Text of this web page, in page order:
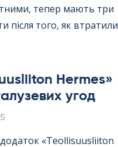
тепер мають три
після того, як втратили
Her­mes»
угод
додаток «Teol­li­suus­lii­ton